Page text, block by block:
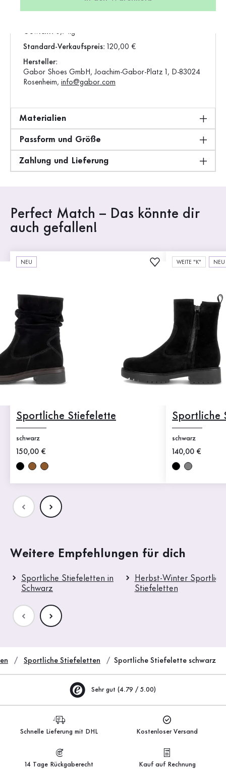
8041.03.005
Gewicht: 0,7 kg
Standard-Verkaufspreis: 120,00 €
Hersteller:
Gabor Shoes GmbH, Joachim-Gabor-Platz 1, D-83024
Rosenheim, info@gabor.com
Materialien
Passform und Größe
Zahlung und Lieferung
Perfect Match – Das könnte dir
auch gefallen!
NEU
Sportliche Stiefelette
schwarz
Neuer Preis
150,00 €
WEITE "K" NEU
Sportliche
schwarz
Neuer Preis
140,00 €
Weitere Empfehlungen für dich
Sportliche Stiefeletten in
Schwarz
Herbst-Winter
Stiefeletten
Sportliche Stiefeletten Sportliche Stiefelette schwarz
Sehr gut (4.79 / 5.00)
Schnelle Lieferung mit DHL Kostenloser Versand
14 Tage Rückgaberecht Kauf auf Rechnung